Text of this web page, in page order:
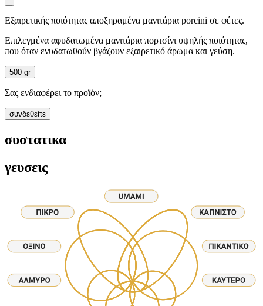
Εξαιρετικής ποιότητας αποξηραμένα μανιτάρια porcini σε φέτες.
Επιλεγμένα αφυδατωμένα μανιτάρια πορτσίνι υψηλής ποιότητας,
που όταν ενυδατωθούν βγάζουν εξαιρετικό άρωμα και γεύση.
500 gr
Σας ενδιαφέρει το προϊόν;
συνδεθείτε
συστατικα
γευσεις